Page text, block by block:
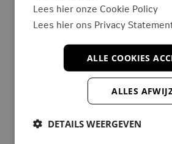
Lees meer
Lees hier onze Cookie Policy
Lees hier ons Privacy
ALLE COOKIES
ALLES
DETAILS WEERGEVEN